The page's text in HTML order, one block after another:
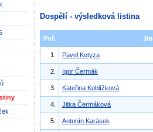
Dospělí - výsledková listina
Poř.
1. Pavel Kotyza
2. Igor Čermák
3. Kateřina Koblížková
4. Jitka Čermáková
5. Antonín Karásek